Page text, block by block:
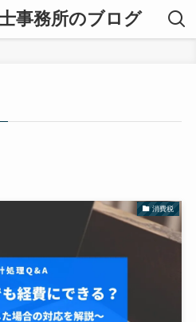
事務所のブログ
消費税